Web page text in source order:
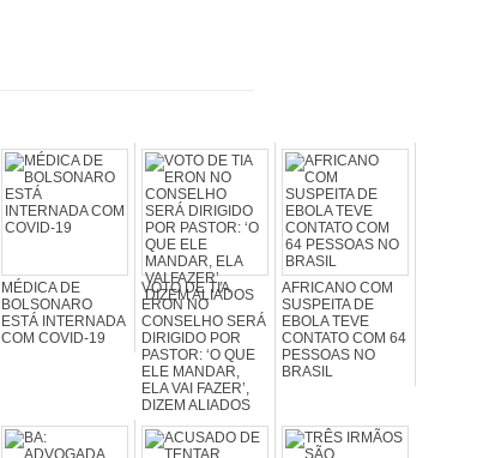
MÉDICA DE
BOLSONARO
ESTÁ INTERNADA
COM COVID-19
VOTO DE TIA
ERON NO
CONSELHO SERÁ
DIRIGIDO POR
PASTOR: ‘O QUE
ELE MANDAR,
ELA VAI FAZER’,
DIZEM ALIADOS
AFRICANO COM
SUSPEITA DE
EBOLA TEVE
CONTATO COM 64
PESSOAS NO
BRASIL